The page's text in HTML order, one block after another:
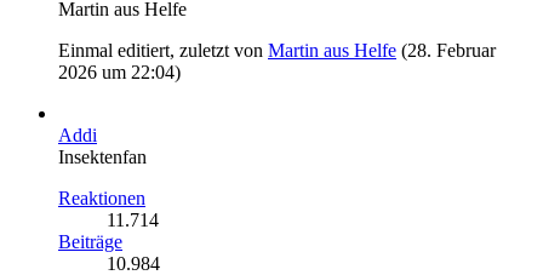
Martin aus Helfe
Einmal editiert, zuletzt von Martin aus Helfe (28. Februar
2026 um 22:04)
Addi
Insektenfan
Reaktionen
11.714
Beiträge
10.984